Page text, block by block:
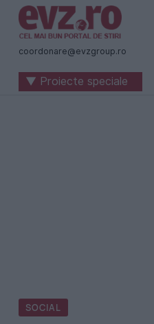
Știri
naționale
internaționale
coordonare@evzgroup.ro
▼ Proiecte speciale
SOCIAL